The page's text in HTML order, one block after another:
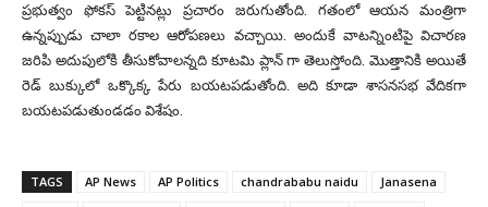
ప్రభుత్వం ఫోకస్ పెట్టినట్లు ప్రచారం జరుగుతోంది. గతంలో ఆయన మంత్రిగా
ఉన్నప్పుడు చాలా రకాల ఆరోపణలు వచ్చాయి. అందుకే వాటన్నింటిపై విచారణ
జరిపి అదుపులోకి తీసుకోవాలన్నది కూటమి ప్లాన్ గా తెలుస్తోంది. మొత్తానికి అయితే
రెడ్ బుక్కులో ఒక్కొక్క పేరు బయటపడుతోంది. అది కూడా శాసనసభ వేదికగా
బయటపడుతుండడం విశేషం.
TAGS AP News AP Politics chandrababu naidu
Janasena